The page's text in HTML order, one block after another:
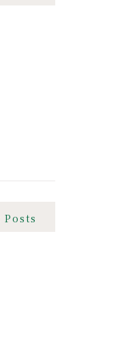
Posts